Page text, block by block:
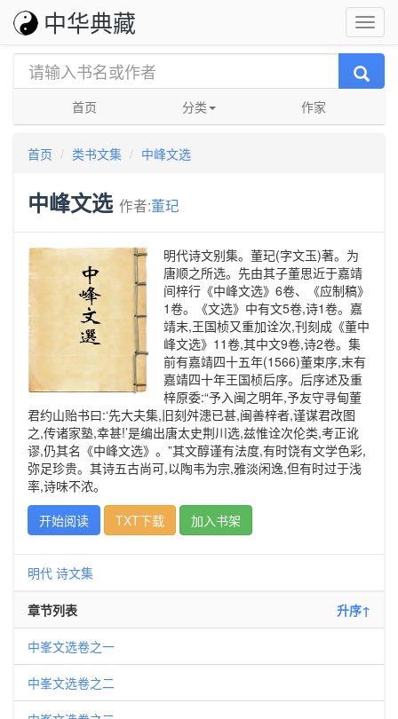
中华典藏
首页 分类 作家
首页 类书文集 中峰文选
中峰文选 作者:董玘
明代诗文别集。董玘(字文玉)著。为
唐顺之所选。先由其子董思近于嘉靖
间梓行《中峰文选》6卷、《应制稿》
1卷。《文选》中有文5卷,诗1卷。嘉
靖末,王国桢又重加诠次,刊刻成《董中
峰文选》11卷,其中文9卷,诗2卷。集
前有嘉靖四十五年(1566)董束序,末有
嘉靖四十年王国桢后序。后序述及重
梓原委:“予入闽之明年,予友守寻甸董
君约山贻书曰:‘先大夫集,旧刻舛漶已甚,闽善梓者,谨谋君改图
之,传诸家塾,幸甚!’是编出唐太史荆川选,兹惟诠次伦类,考正讹
谬,仍其名《中峰文选》。”其文醇谨有法度,有时饶有文学色彩,
弥足珍贵。其诗五古尚可,以陶韦为宗,雅淡闲逸,但有时过于浅
率,诗味不浓。
开始阅读
TXT下载 加入书架
明代 诗文集
章节列表 升序↑
中峯文选卷之一
中峯文选卷之二